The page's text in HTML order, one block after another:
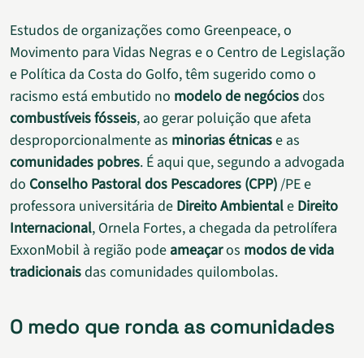
Estudos de organizações como Greenpeace, o
Movimento para Vidas Negras e o Centro de Legislação
e Política da Costa do Golfo, têm sugerido como o
racismo está embutido no modelo de negóciosdos
combustíveis fósseis, ao gerar poluição que afeta
desproporcionalmente as minorias étnicase as
comunidades pobres. É aqui que, segundo a advogada
do Conselho Pastoral dos Pescadores (CPP) /PE e
professora universitária de Direito Ambientale Direito
Internacional, Ornela Fortes, a chegada da petrolífera
ExxonMobil à região pode ameaçaros modos de vida
tradicionaisdas comunidades quilombolas.
O medo que ronda as comunidades